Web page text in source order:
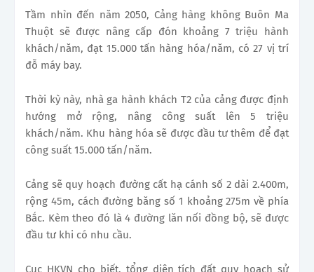
Tầm nhìn đến năm 2050, Cảng hàng không Buôn Ma
Thuột sẽ được nâng cấp đón khoảng 7 triệu hành
khách/năm, đạt 15.000 tấn hàng hóa/năm, có 27 vị trí
đỗ máy bay.
Thời kỳ này, nhà ga hành khách T2 của cảng được định
hướng mở rộng, nâng công suất lên 5 triệu
khách/năm. Khu hàng hóa sẽ được đầu tư thêm để đạt
công suất 15.000 tấn/năm.
Cảng sẽ quy hoạch đường cất hạ cánh số 2 dài 2.400m,
rộng 45m, cách đường băng số 1 khoảng 275m về phía
Bắc. Kèm theo đó là 4 đường lăn nối đồng bộ, sẽ được
đầu tư khi có nhu cầu.
Cục HKVN cho biết, tổng diện tích đất quy hoạch sử